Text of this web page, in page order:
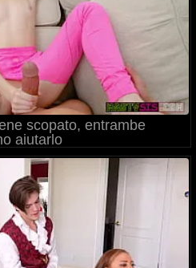
scopato, entrambe
aiutarlo